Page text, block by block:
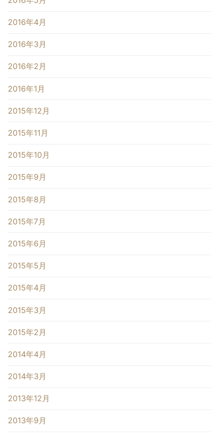
2016年4月
2016年3月
2016年2月
2016年1月
2015年12月
2015年11月
2015年10月
2015年9月
2015年8月
2015年7月
2015年6月
2015年5月
2015年4月
2015年3月
2015年2月
2014年4月
2014年3月
2013年12月
2013年9月